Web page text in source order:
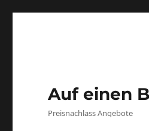
Auf einen
Preisnachlass Angebote